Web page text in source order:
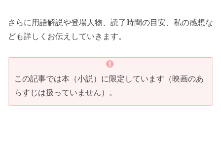
さらに用語解説や登場人物、読了時間の目安、私の感想な
ども詳しくお伝えしていきます。
この記事では本（小説）に限定しています（映画のあ
らすじは扱っていません）。